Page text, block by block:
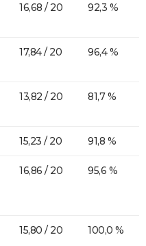
16,68 / 20 92,3 %
17,84 / 20 96,4 %
13,82 / 20 81,7 %
15,23 / 20 91,8 %
16,86 / 20 95,6 %
15,80 / 20 100,0 %